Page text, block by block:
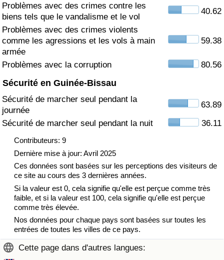
Problèmes avec des crimes contre les
biens tels que le vandalisme et le vol
40.62
Problèmes avec des crimes violents
comme les agressions et les vols à main
armée
59.38
Problèmes avec la corruption 80.56
Sécurité en Guinée-Bissau
Sécurité de marcher seul pendant la
journée
63.89
Sécurité de marcher seul pendant la nuit
36.11
Contributeurs: 9
Dernière mise à jour: Avril 2025
Ces données sont basées sur les perceptions des visiteurs de
ce site au cours des 3 dernières années.
Si la valeur est 0, cela signifie qu'elle est perçue comme très
faible, et si la valeur est 100, cela signifie qu'elle est perçue
comme très élevée.
Nos données pour chaque pays sont basées sur toutes les
entrées de toutes les villes de ce pays.
Cette page dans d'autres langues:
Indice de Pollution par Pays
Trafic
Indice de Trafic
Indice de Trafic (Actuel)
Indice de Trafic par Pays